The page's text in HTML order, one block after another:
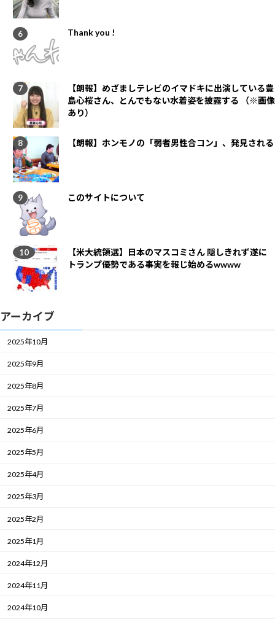
Thank you !
【朗報】めざましテレビのイマドキに出演している豊
島心桜さん、とんでもない水着姿を披露する （※画像
あり）
【朗報】ホンモノの「弱者男性合コン」、発見される
このサイトについて
【米大統領選】日本のマスコミさん 隠しきれず遂に
トランプ優勢である事実を報じ始めるwwww
アーカイブ
2025年10月
2025年9月
2025年8月
2025年7月
2025年6月
2025年5月
2025年4月
2025年3月
2025年2月
2025年1月
2024年12月
2024年11月
2024年10月